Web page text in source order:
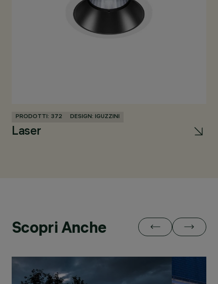
PRODOTTI: 372 DESIGN: IGUZZINI
Laser
Scopri Anche